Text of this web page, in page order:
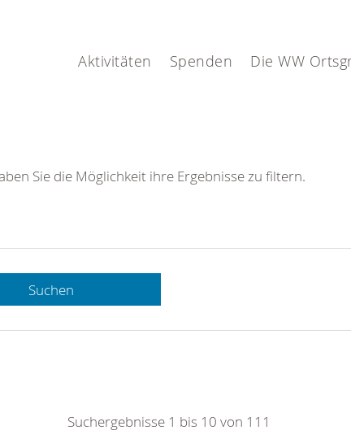
Aktivitäten Spenden Die WW
Sie die Möglichkeit ihre Ergebnisse zu filtern.
Suchen
Suchergebnisse 1 bis 10 von 111